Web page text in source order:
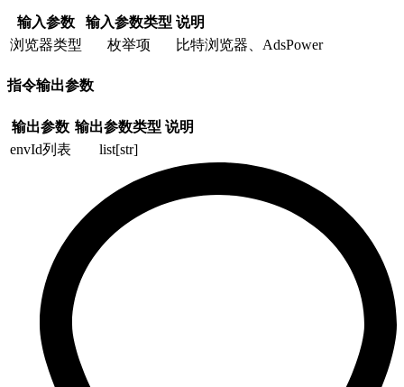
输入参数 输入参数类型 说明
浏览器类型
枚举项 比特浏览器、AdsPower
指令输出参数
输出参数 输出参数类型 说明
envId列表
list[str]